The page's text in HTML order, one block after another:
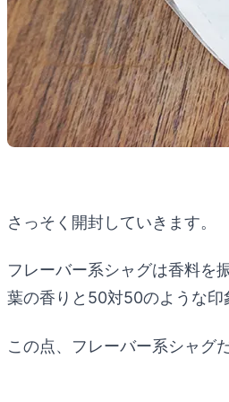
さっそく開封していきます。
フレーバー系シャグは香料を
葉の香りと50対50のような印
この点、フレーバー系シャグ